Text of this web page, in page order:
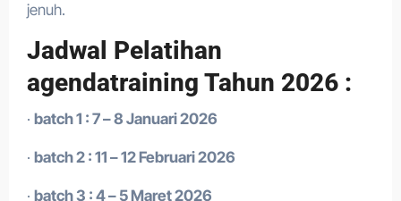
jenuh.
Jadwal Pelatihan
agendatraining Tahun 2026 :
· batch 1 : 7 – 8 Januari 2026
· batch 2 : 11 – 12 Februari 2026
· batch 3 : 4 – 5 Maret 2026